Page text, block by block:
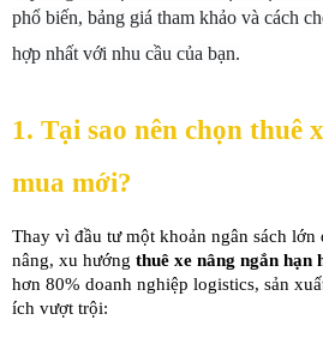
phổ biến, bảng giá tham khảo và cách
hợp nhất với nhu cầu của bạn.
1. Tại sao nên chọn thuê
mua mới?
Thay vì đầu tư một khoản ngân sách lớn
nâng, xu hướng thuê xe nâng ngắn hạn
hơn 80% doanh nghiệp logistics, sản
ích vượt trội: